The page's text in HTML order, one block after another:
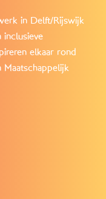
in Delft/Rijswijk
inclusieve
elkaar rond
Maatschappelijk